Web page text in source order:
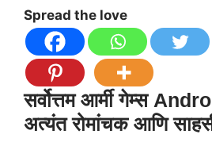
Spread the love
सर्वोत्तम आर्मी गेम्स
अत्यंत रोमांचक आणि